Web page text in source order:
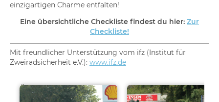
einzigartigen Charme entfalten!
Eine übersichtliche Checkliste findest du hier: Zur
Checkliste!
Mit freundlicher Unterstützung vom ifz (Institut für
Zweiradsicherheit e.V.): www.ifz.de
Ähnliche Beiträge